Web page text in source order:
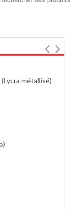
métallisé)